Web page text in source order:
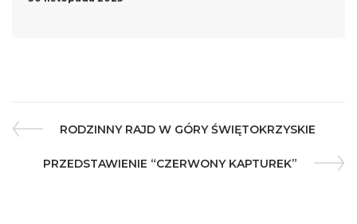
RODZINNY RAJD W GÓRY ŚWIĘTOKRZYSKIE
PRZEDSTAWIENIE “CZERWONY KAPTUREK”